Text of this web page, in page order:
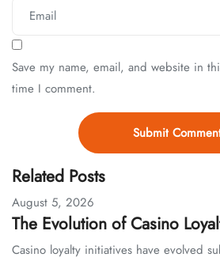
Save my name, email, and website in
time I comment.
Related Posts
August 5, 2026
The Evolution of Casino
Casino loyalty initiatives have evolved